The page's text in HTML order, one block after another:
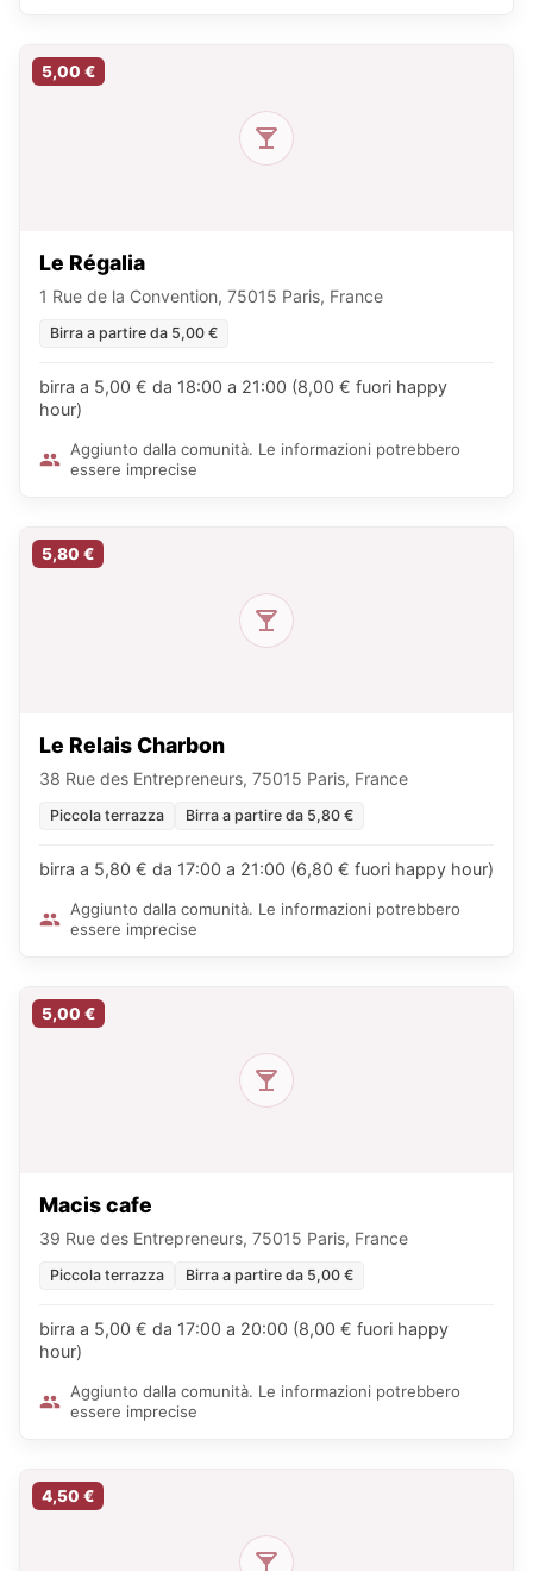
5,00 €
Le Régalia
1 Rue de la Convention, 75015 Paris, France
Birra a partire da 5,00 €
birra a 5,00 € da 18:00 a 21:00 (8,00 € fuori happy
hour)
Aggiunto dalla comunità. Le informazioni potrebbero
essere imprecise
5,80 €
Le Relais Charbon
38 Rue des Entrepreneurs, 75015 Paris, France
Piccola terrazza Birra a partire da 5,80 €
birra a 5,80 € da 17:00 a 21:00 (6,80 € fuori happy hour)
Aggiunto dalla comunità. Le informazioni potrebbero
essere imprecise
5,00 €
Macis cafe
39 Rue des Entrepreneurs, 75015 Paris, France
Piccola terrazza Birra a partire da 5,00 €
birra a 5,00 € da 17:00 a 20:00 (8,00 € fuori happy
hour)
Aggiunto dalla comunità. Le informazioni potrebbero
essere imprecise
4,50 €